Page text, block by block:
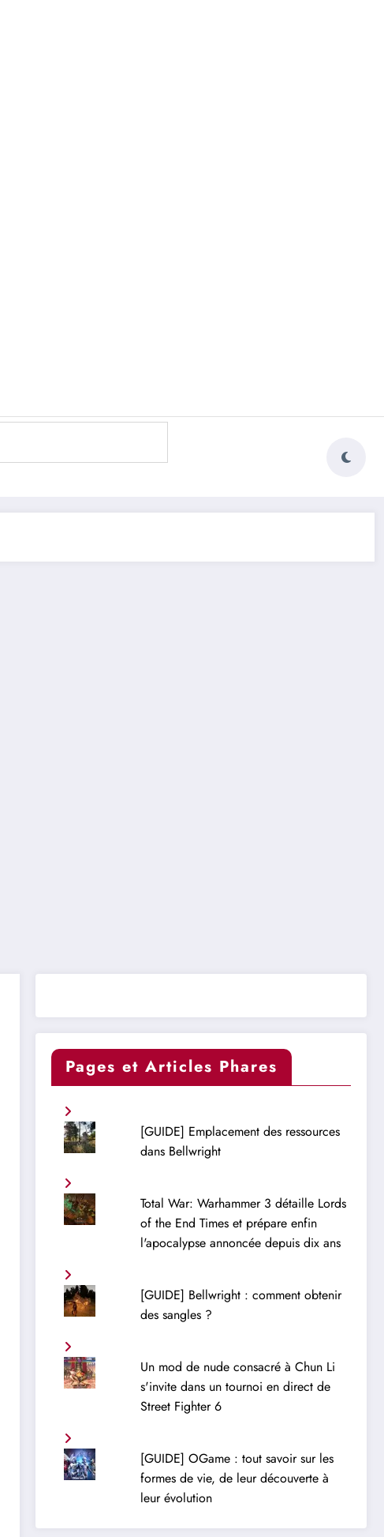
Pages et Articles Phares
[GUIDE] Emplacement des ressources
dans Bellwright
Total War: Warhammer 3 détaille Lords
of the End Times et prépare enfin
l'apocalypse annoncée depuis dix ans
[GUIDE] Bellwright : comment obtenir
des sangles ?
Un mod de nude consacré à Chun Li
s'invite dans un tournoi en direct de
Street Fighter 6
[GUIDE] OGame : tout savoir sur les
formes de vie, de leur découverte à
leur évolution